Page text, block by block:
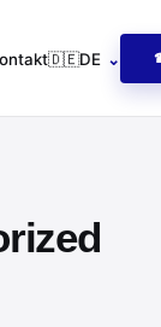
🇩🇪DE ⌄